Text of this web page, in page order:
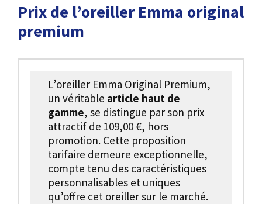
Prix de l’oreiller Emma original
premium
L’oreiller Emma Original Premium,
un véritable article haut de
gamme, se distingue par son prix
attractif de 109,00 €, hors
promotion. Cette proposition
tarifaire demeure exceptionnelle,
compte tenu des caractéristiques
personnalisables et uniques
qu’offre cet oreiller sur le marché.